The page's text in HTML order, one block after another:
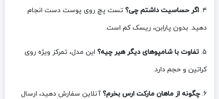
۴. اگر حساسیت داشتم چی؟ تست پچ روی پوست دست انجام
دهید. بدون پارابن، ریسک کم است.
۵. تفاوت با شامپوهای دیگر هیر چیه؟ این مدل، تمرکز ویژه روی
کراتین و حجم دارد.
۶. چگونه از ماهان مارکت ارس بخرم؟آنلاین سفارش دهید، ارسال